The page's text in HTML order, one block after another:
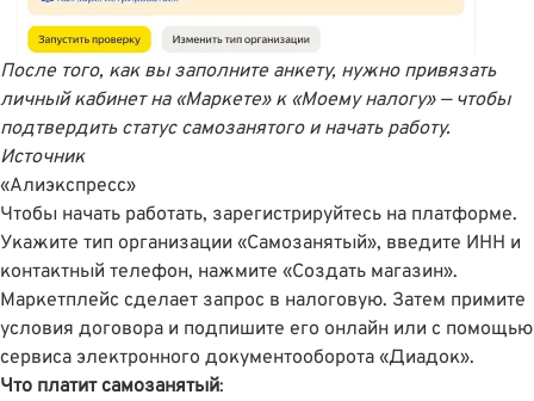
После того, как вы заполните анкету, нужно привязать
личный кабинет на «Маркете» к «Моему налогу» — чтобы
подтвердить статус самозанятого и начать работу.
Источник
«Алиэкспресс»
Чтобы начать работать, зарегистрируйтесь на платформе.
Укажите тип организации «Самозанятый», введите ИНН и
контактный телефон, нажмите «Создать магазин».
Маркетплейс сделает запрос в налоговую. Затем примите
условия договора и подпишите его онлайн или с помощью
сервиса электронного документооборота «Диадок».
Что платит самозанятый: